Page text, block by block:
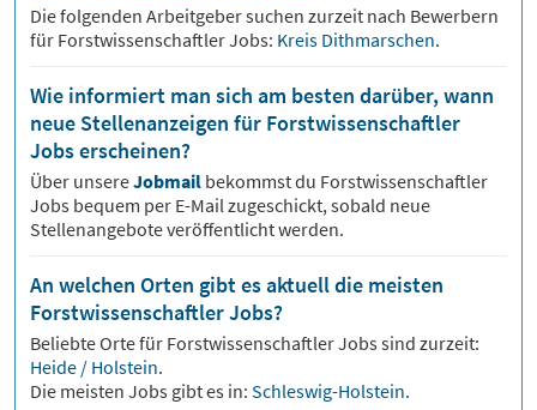
Die folgenden Arbeitgeber suchen zurzeit nach Bewerbern
für ForstwissenschaftlerJobs: Kreis Dithmarschen.
Wie informiert man sich am besten darüber, wann
neue Stellenanzeigen für Forstwissenschaftler
Jobs erscheinen?
Über unsereJobmail bekommst du Forstwissenschaftler
Jobs bequem per E-Mail zugeschickt, sobald neue
Stellenangebote veröffentlicht werden.
An welchen Orten gibt es aktuell die meisten
Forstwissenschaftler Jobs?
Beliebte Orte für ForstwissenschaftlerJobs sind zurzeit:
Heide / Holstein.
Die meisten Jobs gibt es in: Schleswig-Holstein.